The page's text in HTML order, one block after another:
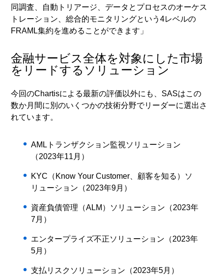
同調査、自動トリアージ、データとプロセスのオーケス
トレーション、総合的モニタリングという4レベルの
FRAML集約を進めることができます」
金融サービス全体を対象にした市場
をリードするソリューション
今回のChartisによる最新の評価以外にも、SASはこの
数か月間に別のいくつかの技術分野でリーダーに選出さ
れています。
AMLトランザクション監視ソリューション
（2023年11月）
KYC（Know Your Customer、顧客を知る）ソ
リューション（2023年9月）
資産負債管理（ALM）ソリューション（2023年
7月）
エンタープライズ不正ソリューション（2023年
5月）
支払リスクソリューション（2023年5月）